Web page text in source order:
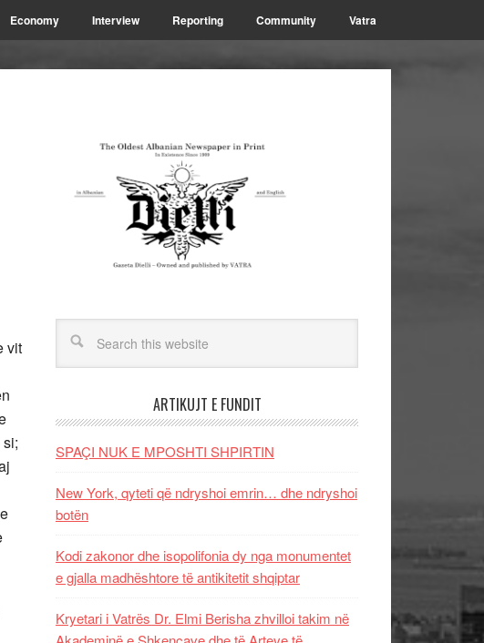
Economy Interview Reporting Community Vatra
vit
ARTIKUJT E FUNDIT
SPAÇI NUK E MPOSHTI SHPIRTIN
New York, qyteti që ndryshoi emrin… dhe ndryshoi
botën
Kodi zakonor dhe isopolifonia dy nga monumentet
e gjalla madhështore të antikitetit shqiptar
Kryetari i Vatrës Dr. Elmi Berisha zhvilloi takim në